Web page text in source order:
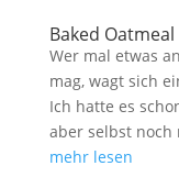
Baked
Wer mal etwas
mag, wagt sich
Ich hatte es
aber selbst
mehr lesen